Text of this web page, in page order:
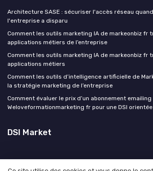
Architecture SASE : sécuriser l'accès réseau
l'entreprise a disparu
Comment les outils marketing IA de markeonbiz fr
applications métiers de l’entreprise
Comment les outils marketing IA de markeonbiz fr
applications métiers
Comment les outils d’intelligence artificielle de
la stratégie marketing de l’entreprise
Comment évaluer le prix d’un abonnement emailing
Weloveformationmarketing fr pour une DSI
DSI Market